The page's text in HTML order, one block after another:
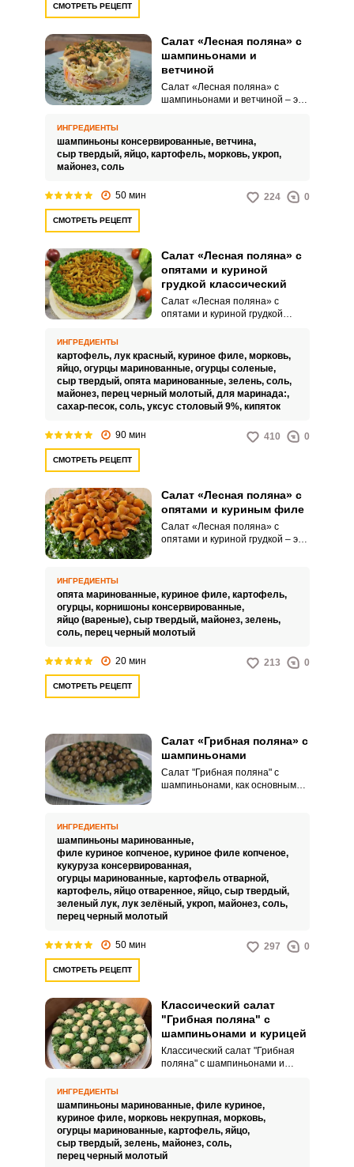
СМОТРЕТЬ РЕЦЕПТ
Салат «Лесная поляна» с
шампиньонами и
ветчиной
Салат «Лесная поляна» с
шампиньонами и ветчиной – это
Шампиньоны привносят в блюдо
аромат лесной свежести, а
ИНГРЕДИЕНТЫ
шампиньоны консервированные, ветчина,
сыр твердый, яйцо, картофель, морковь, укроп,
майонез, соль
50 мин 224 0
СМОТРЕТЬ РЕЦЕПТ
Салат «Лесная поляна» с
опятами и куриной
грудкой классический
Салат «Лесная поляна» с
опятами и куриной грудкой
гармонию лесных грибов и
нежного куриного мяса. Этот
салат не только радует глаз, но
и приносит множество полезных
элементов в ваш рацион.
ИНГРЕДИЕНТЫ
картофель, лук красный, куриное филе, морковь,
яйцо, огурцы маринованные, огурцы соленые,
сыр твердый, опята маринованные, зелень, соль,
майонез, перец черный молотый, для маринада:,
сахар-песок, соль, уксус столовый 9%, кипяток
90 мин 410 0
СМОТРЕТЬ РЕЦЕПТ
Салат «Лесная поляна» с
опятами и куриным филе
Салат «Лесная поляна» с
опятами и куриной грудкой – это
симфонию вкусов. Золотистые
опята придают блюду
насыщенный грибной аромат, а
куриная грудка добавляет
ИНГРЕДИЕНТЫ
опята маринованные, куриное филе, картофель,
огурцы, корнишоны консервированные,
яйцо (вареные), сыр твердый, майонез, зелень,
соль, перец черный молотый
20 мин 213 0
СМОТРЕТЬ РЕЦЕПТ
Салат «Грибная поляна» с
шампиньонами
Салат "Грибная поляна" с
шампиньонами, как основным
остальные ингредиенты и
способ формирования (блюдо-
перевертыш) оставляем, как в
классическом рецепте.
ИНГРЕДИЕНТЫ
шампиньоны маринованные,
филе куриное копченое, куриное филе копченое,
кукуруза консервированная,
огурцы маринованные, картофель отварной,
картофель, яйцо отваренное, яйцо, сыр твердый,
зеленый лук, лук зелёный, укроп, майонез, соль,
перец черный молотый
50 мин 297 0
СМОТРЕТЬ РЕЦЕПТ
Классический салат
"Грибная поляна" с
шампиньонами и курицей
Классический салат "Грибная
поляна" с шампиньонами и
дополняется отварными
овощами, маринованным
огурцом, сыром и яйцом.
Формируется послойно, все
слои покрываются майонезом, а
ИНГРЕДИЕНТЫ
шампиньоны маринованные, филе куриное,
куриное филе, морковь некрупная, морковь,
огурцы маринованные, картофель, яйцо,
сыр твердый, зелень, майонез, соль,
перец черный молотый